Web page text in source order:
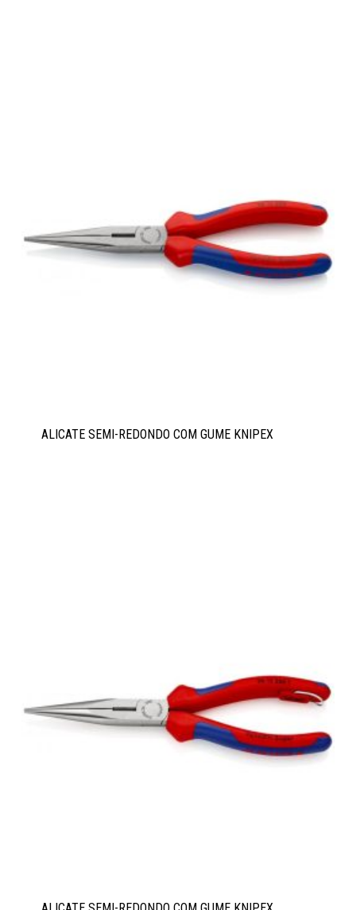
ALICATE SEMI-REDONDO COM GUME KNIPEX